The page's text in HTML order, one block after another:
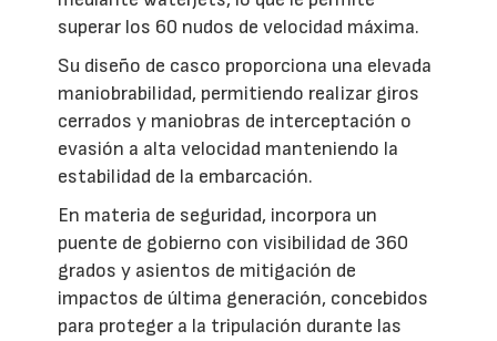
superar los 60 nudos de velocidad máxima.
Su diseño de casco proporciona una elevada
maniobrabilidad, permitiendo realizar giros
cerrados y maniobras de interceptación o
evasión a alta velocidad manteniendo la
estabilidad de la embarcación.
En materia de seguridad, incorpora un
puente de gobierno con visibilidad de 360
grados y asientos de mitigación de
impactos de última generación, concebidos
para proteger a la tripulación durante las